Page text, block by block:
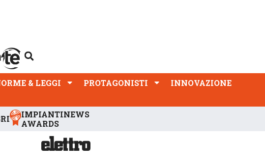
& LEGGI PROTAGONISTI
INNOVAZIONE
IMPIANTINEWS
AWARDS